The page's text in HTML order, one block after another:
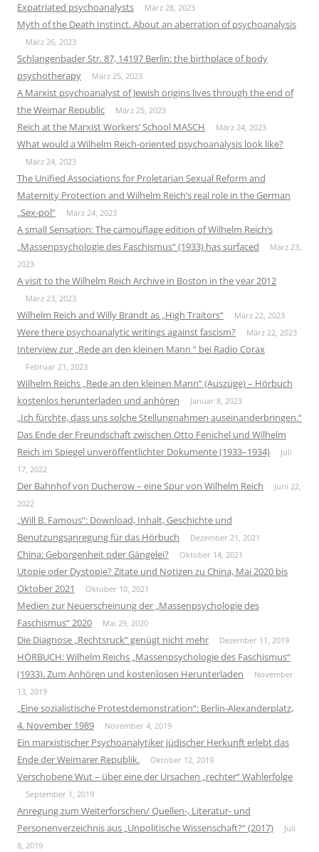
Expatriated psychoanalysts März 28, 2023
Myth of the Death Instinct. About an aberration of psychoanalysis
März 26, 2023
Schlangenbader Str. 87, 14197 Berlin: the birthplace of body
psychotherapy
März 25, 2023
A Marxist psychoanalyst of Jewish origins lives through the end of
the Weimar Republic
März 25, 2023
Reich at the Marxist Workers‘ School MASCH März 24, 2023
What would a Wilhelm Reich-oriented psychoanalysis look like?
März 24, 2023
The Unified Associations for Proletarian Sexual Reform and
Maternity Protection and Wilhelm Reich’s real role in the German
„Sex-pol“
März 24, 2023
A small Sensation: The camouflage edition of Wilhelm Reich’s
„Massenpsychologie des Faschismus“ (1933) has surfaced
März 23,
2023
A visit to the Wilhelm Reich Archive in Boston in the year 2012
März 23, 2023
Wilhelm Reich and Willy Brandt as „High Traitors“ März 22, 2023
Were there psychoanalytic writings against fascism? März 22, 2023
Interview zur „Rede an den kleinen Mann “ bei Radio Corax
Februar 21, 2023
Wilhelm Reichs „Rede an den kleinen Mann“ (Auszüge) – Hörbuch
kostenlos herunterladen und anhören
Januar 8, 2023
„Ich fürchte, dass uns solche Stellungnahmen auseinanderbringen.“
Das Ende der Freundschaft zwischen Otto Fenichel und Wilhelm
Reich im Spiegel unveröffentlichter Dokumente (1933–1934)
Juli
17, 2022
Der Bahnhof von Ducherow – eine Spur von Wilhelm Reich
Juni 22,
2022
„Will B. Famous“: Download, Inhalt, Geschichte und
Benutzungsanregung für das Hörbuch
Dezember 21, 2021
China: Geborgenheit oder Gängelei? Oktober 14, 2021
Utopie oder Dystopie? Zitate und Notizen zu China, Mai 2020 bis
Oktober 2021
Oktober 10, 2021
Medien zur Neuerscheinung der „Massenpsychologie des
Faschismus“ 2020
Mai 29, 2020
Die Diagnose „Rechtsruck“ genügt nicht mehr Dezember 11, 2019
HÖRBUCH: Wilhelm Reichs „Massenpsychologie des Faschismus“
(1933). Zum Anhören und kostenlosen Herunterladen
November
13, 2019
„Eine sozialistische Protestdemonstration“: Berlin-Alexanderplatz,
4. November 1989
November 4, 2019
Ein marxistischer Psychoanalytiker jüdischer Herkunft erlebt das
Ende der Weimarer Republik.
Oktober 12, 2019
Verschobene Wut – über eine der Ursachen „rechter“ Wahlerfolge
September 1, 2019
Anregung zum Weiterforschen/ Quellen-, Literatur- und
Personenverzeichnis aus „Unpolitische Wissenschaft?“ (2017)
Juli
8, 2019